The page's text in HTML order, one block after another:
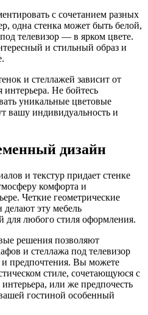
с сочетанием разных
одна стенка может быть белой,
телевизор — в ярком цвете.
и стильный образ и
и стеллажей зависит от
Не бойтесь
уникальные цветовые
вашу индивидуальность и
дизайн
и текстур придает стенке
комфорта и
Четкие геометрические
эту мебель
для любого стиля оформления.
решения позволяют
и стеллажа под телевизор
предпочтения. Вы можете
стиле, сочетающуюся с
или же предпочесть
гостиной особенный